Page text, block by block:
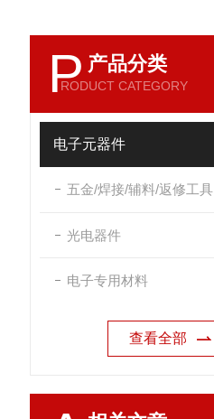
P 产品分类
RODUCT CATEGORY
电子元器件
五金/焊接/辅料/返修工具
光电器件
电子专用材料
查看全部